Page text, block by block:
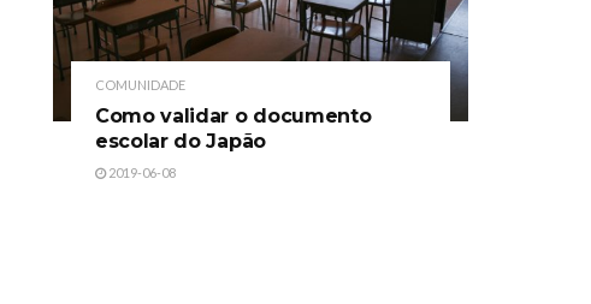
COMUNIDADE
Como validar o documento
escolar do Japão
2019-06-08